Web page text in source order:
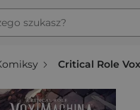
szukasz?
Critical Role